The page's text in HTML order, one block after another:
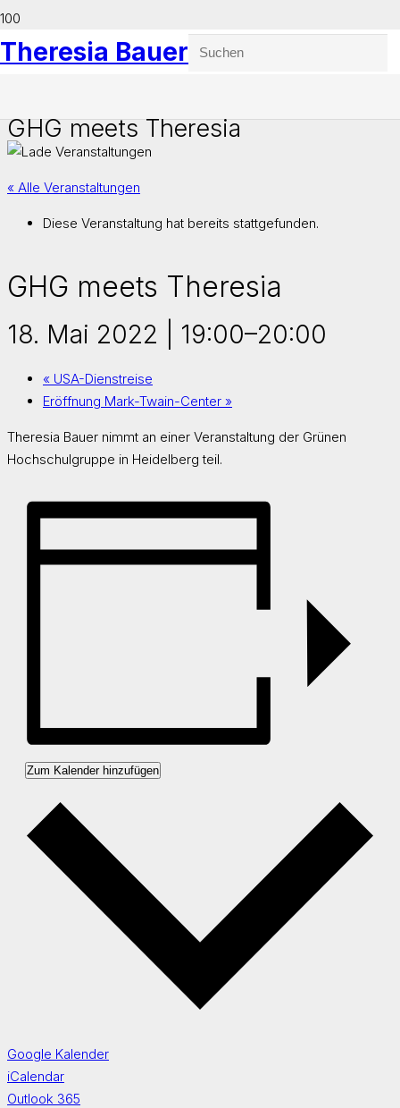
Theresia Bauer
GHG meets Theresia
« Alle Veranstaltungen
Diese Veranstaltung hat bereits stattgefunden.
GHG meets Theresia
18. Mai 2022 | 19:00–20:00
« USA-Dienstreise
Eröffnung Mark-Twain-Center »
Theresia Bauer nimmt an einer Veranstaltung der Grünen
Hochschulgruppe in Heidelberg teil.
Zum Kalender hinzufügen
Google Kalender
iCalendar
Outlook 365